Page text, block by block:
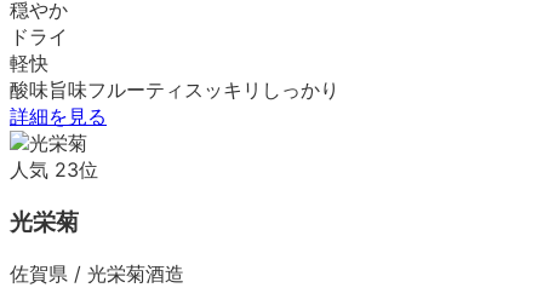
穏やか
ドライ
軽快
酸味旨味フルーティ スッキリ しっかり
詳細を見る
人気 23位
光栄菊
佐賀県 / 光栄菊酒造